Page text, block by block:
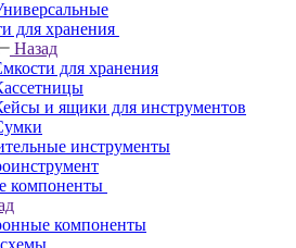
для хранения
Назад
для хранения
и ящики для инструментов
инструменты
компоненты
компоненты